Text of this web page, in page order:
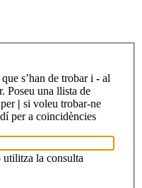
s’han de trobar i - al
Poseu una llista de
| si voleu trobar-ne
per a coincidències
utilitza la consulta